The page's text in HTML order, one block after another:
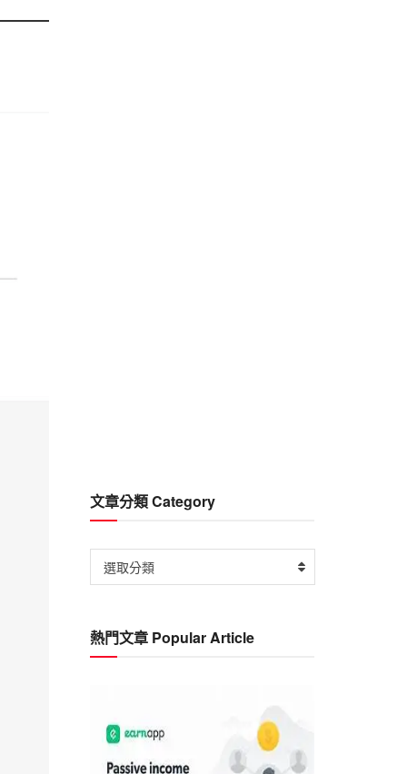
文章分類 Category
Category
選取分類
熱門文章 Popular Article